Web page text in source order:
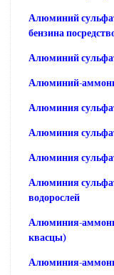
Алюминий
бензина
Алюминий
Алюминий-
Алюминия
Алюминия
Алюминия
Алюминия
водорослей
Алюминия-
квасцы)
Алюминия-